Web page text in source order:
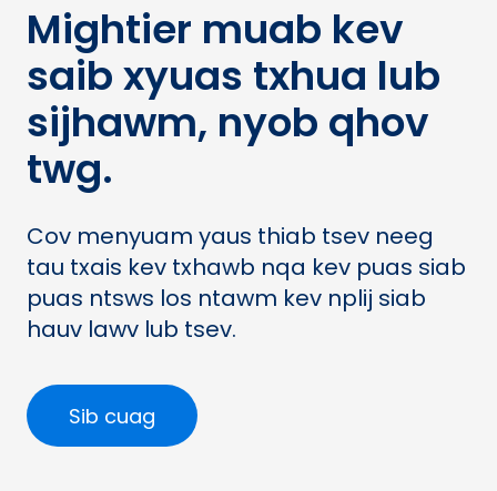
Mightier muab kev
saib xyuas txhua lub
sijhawm, nyob qhov
twg.
Cov menyuam yaus thiab tsev neeg
tau txais kev txhawb nqa kev puas siab
puas ntsws los ntawm kev nplij siab
hauv lawv lub tsev.
Sib cuag